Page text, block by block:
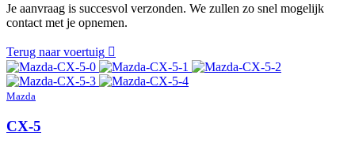
Je aanvraag is succesvol verzonden. We zullen zo snel mogelijk
contact met je opnemen.
Terug naar voertuig
Mazda
CX-5